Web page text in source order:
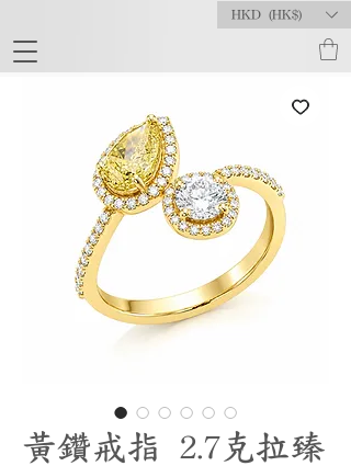
HKD (HK$)
黃鑽戒指 2.7克拉臻